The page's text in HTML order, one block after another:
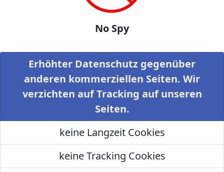
No Spy
Erhöhter Datenschutz gegenüber
anderen kommerziellen Seiten. Wir
verzichten auf Tracking auf unseren
Seiten.
keine Langzeit Cookies
keine Tracking Cookies